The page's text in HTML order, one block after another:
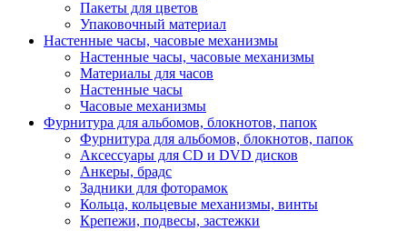
Пакеты для цветов
Упаковочный материал
Настенные часы, часовые механизмы
Настенные часы, часовые механизмы
Материалы для часов
Настенные часы
Часовые механизмы
Фурнитура для альбомов, блокнотов, папок
Фурнитура для альбомов, блокнотов, папок
Аксессуары для CD и DVD дисков
Анкеры, брадс
Задники для фоторамок
Кольца, кольцевые механизмы, винты
Крепежи, подвесы, застежки